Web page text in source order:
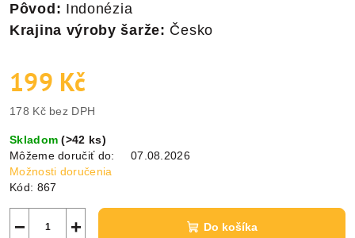
Pôvod: Indonézia
Krajina výroby šarže: Česko
199 Kč
178 Kč bez DPH
cena:
Skladom(>42 ks)
Môžeme doručiť do:
07.08.2026
Možnosti doručenia
Kód: 867
+
− Do košíka